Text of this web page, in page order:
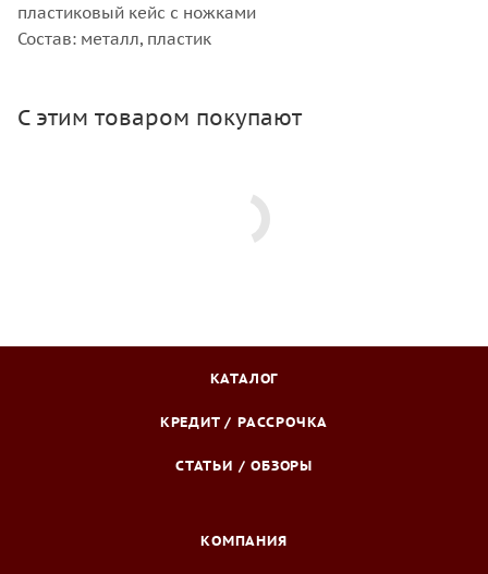
пластиковый кейс с ножками
Состав: металл, пластик
С этим товаром покупают
КАТАЛОГ
КРЕДИТ / РАССРОЧКА
СТАТЬИ / ОБЗОРЫ
КОМПАНИЯ